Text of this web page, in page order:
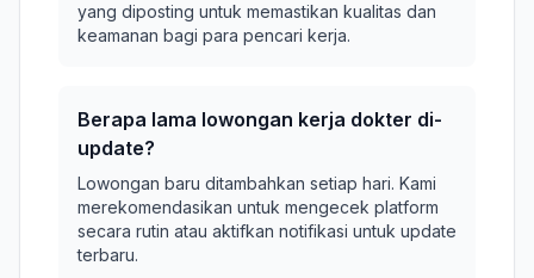
yang diposting untuk memastikan kualitas dan
keamanan bagi para pencari kerja.
Berapa lama lowongan kerja dokter di-
update?
Lowongan baru ditambahkan setiap hari. Kami
merekomendasikan untuk mengecek platform
secara rutin atau aktifkan notifikasi untuk update
terbaru.